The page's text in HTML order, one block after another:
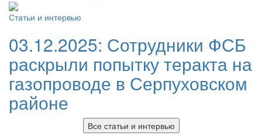
Статьи и интервью
03.12.2025: Сотрудники ФСБ
раскрыли попытку теракта на
газопроводе в Серпуховском
районе
Все статьи и интервью